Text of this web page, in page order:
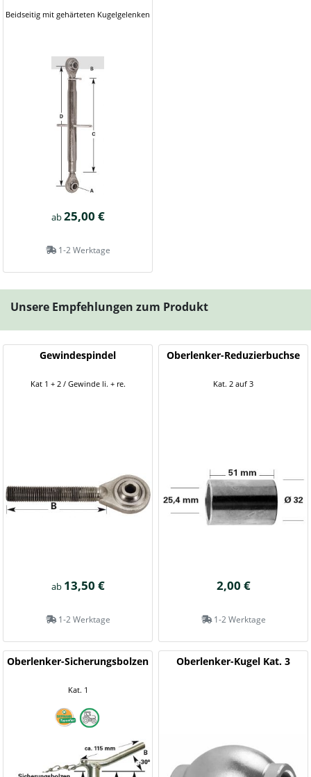
Beidseitig mit gehärteten Kugelgelenken
ab25,00 €
1-2 Werktage
Unsere Empfehlungen zum Produkt
Gewindespindel
Kat 1 + 2 / Gewinde li. + re.
ab 13,50 €
1-2 Werktage
Oberlenker-Reduzierbuchse
Kat. 2 auf 3
2,00 €
1-2 Werktage
Oberlenker-Sicherungsbolzen
Kat. 1
Oberlenker-Kugel Kat. 3